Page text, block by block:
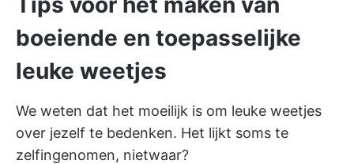
boeiende en toepasselijke
leuke weetjes
We weten dat het moeilijk is om leuke weetjes
over jezelf te bedenken. Het lijkt soms te
zelfingenomen, nietwaar?